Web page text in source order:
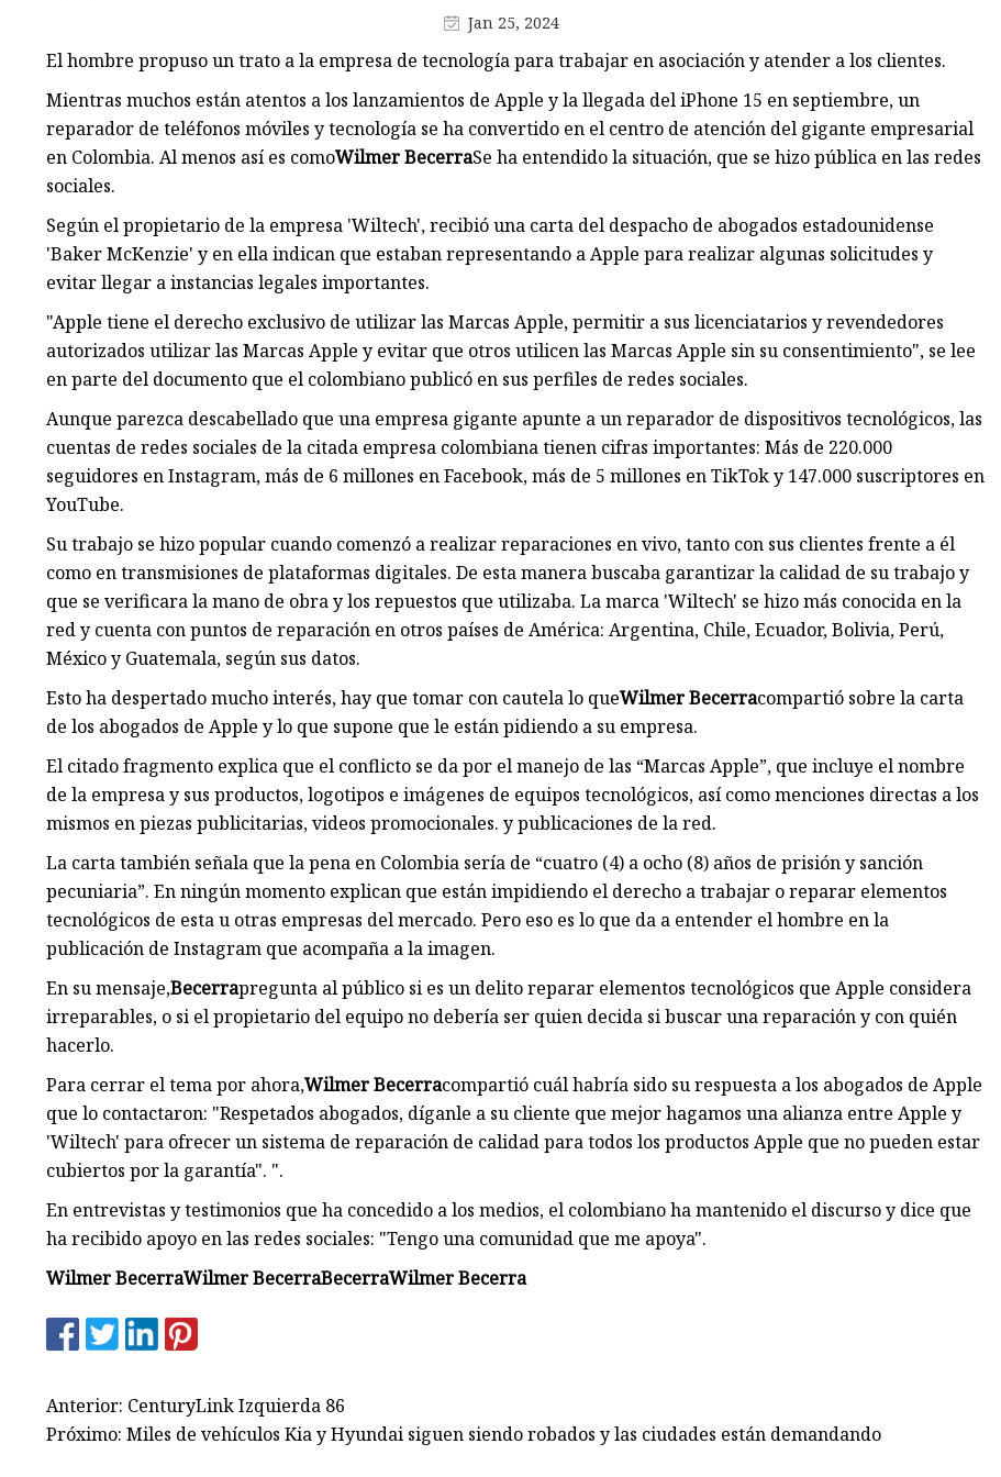
Partes de la bicicleta
Piezas de teléfonos móviles
Piezas de máquina herramienta
Piezas de herramientas eléctricas
Jan 25, 2024
El hombre propuso un trato a la empresa de tecnología para trabajar en asociación y atender a los clientes.
Mientras muchos están atentos a los lanzamientos de Apple y la llegada del iPhone 15 en septiembre, un
reparador de teléfonos móviles y tecnología se ha convertido en el centro de atención del gigante empresarial
en Colombia. Al menos así es comoWilmer BecerraSe ha entendido la situación, que se hizo pública en las redes
sociales.
Según el propietario de la empresa 'Wiltech', recibió una carta del despacho de abogados estadounidense
'Baker McKenzie' y en ella indican que estaban representando a Apple para realizar algunas solicitudes y
evitar llegar a instancias legales importantes.
"Apple tiene el derecho exclusivo de utilizar las Marcas Apple, permitir a sus licenciatarios y revendedores
autorizados utilizar las Marcas Apple y evitar que otros utilicen las Marcas Apple sin su consentimiento", se lee
en parte del documento que el colombiano publicó en sus perfiles de redes sociales.
Aunque parezca descabellado que una empresa gigante apunte a un reparador de dispositivos tecnológicos, las
cuentas de redes sociales de la citada empresa colombiana tienen cifras importantes: Más de 220.000
seguidores en Instagram, más de 6 millones en Facebook, más de 5 millones en TikTok y 147.000 suscriptores en
YouTube.
Su trabajo se hizo popular cuando comenzó a realizar reparaciones en vivo, tanto con sus clientes frente a él
como en transmisiones de plataformas digitales. De esta manera buscaba garantizar la calidad de su trabajo y
que se verificara la mano de obra y los repuestos que utilizaba. La marca 'Wiltech' se hizo más conocida en la
red y cuenta con puntos de reparación en otros países de América: Argentina, Chile, Ecuador, Bolivia, Perú,
México y Guatemala, según sus datos.
Esto ha despertado mucho interés, hay que tomar con cautela lo queWilmer Becerracompartió sobre la carta
de los abogados de Apple y lo que supone que le están pidiendo a su empresa.
El citado fragmento explica que el conflicto se da por el manejo de las “Marcas Apple”, que incluye el nombre
de la empresa y sus productos, logotipos e imágenes de equipos tecnológicos, así como menciones directas a los
mismos en piezas publicitarias, videos promocionales. y publicaciones de la red.
La carta también señala que la pena en Colombia sería de “cuatro (4) a ocho (8) años de prisión y sanción
pecuniaria”. En ningún momento explican que están impidiendo el derecho a trabajar o reparar elementos
tecnológicos de esta u otras empresas del mercado. Pero eso es lo que da a entender el hombre en la
publicación de Instagram que acompaña a la imagen.
En su mensaje,Becerrapregunta al público si es un delito reparar elementos tecnológicos que Apple considera
irreparables, o si el propietario del equipo no debería ser quien decida si buscar una reparación y con quién
hacerlo.
Para cerrar el tema por ahora,Wilmer Becerracompartió cuál habría sido su respuesta a los abogados de Apple
que lo contactaron: "Respetados abogados, díganle a su cliente que mejor hagamos una alianza entre Apple y
'Wiltech' para ofrecer un sistema de reparación de calidad para todos los productos Apple que no pueden estar
cubiertos por la garantía". ".
En entrevistas y testimonios que ha concedido a los medios, el colombiano ha mantenido el discurso y dice que
ha recibido apoyo en las redes sociales: "Tengo una comunidad que me apoya".
Wilmer BecerraWilmer BecerraBecerraWilmer Becerra
Anterior: CenturyLink Izquierda 86
Próximo: Miles de vehículos Kia y Hyundai siguen siendo robados y las ciudades están demandando